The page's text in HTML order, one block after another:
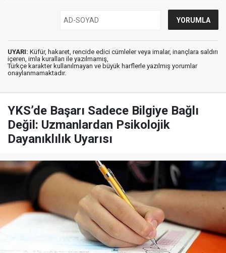
UYARI: Küfür, hakaret, rencide edici cümleler veya imalar, inançlara saldırı
içeren, imla kuralları ile yazılmamış,
Türkçe karakter kullanılmayan ve büyük harflerle yazılmış yorumlar
onaylanmamaktadır.
YKS’de Başarı Sadece Bilgiye Bağlı
Değil: Uzmanlardan Psikolojik
Dayanıklılık Uyarısı